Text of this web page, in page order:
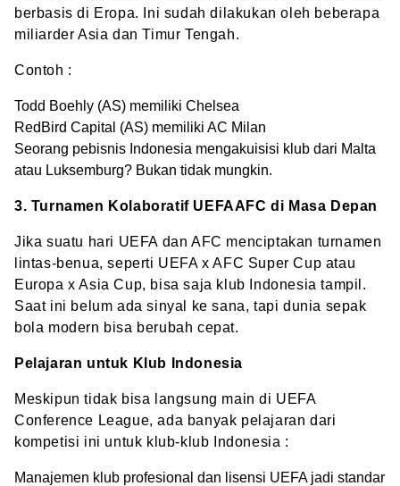
berbasis di Eropa. Ini sudah dilakukan oleh beberapa
miliarder Asia dan Timur Tengah.
Contoh :
Todd Boehly (AS) memiliki Chelsea
RedBird Capital (AS) memiliki AC Milan
Seorang pebisnis Indonesia mengakuisisi klub dari Malta
atau Luksemburg? Bukan tidak mungkin.
3. Turnamen Kolaboratif UEFAAFC di Masa Depan
Jika suatu hari UEFA dan AFC menciptakan turnamen
lintas-benua, seperti UEFA x AFC Super Cup atau
Europa x Asia Cup, bisa saja klub Indonesia tampil.
Saat ini belum ada sinyal ke sana, tapi dunia sepak
bola modern bisa berubah cepat.
Pelajaran untuk Klub Indonesia
Meskipun tidak bisa langsung main di UEFA
Conference League, ada banyak pelajaran dari
kompetisi ini untuk klub-klub Indonesia :
Manajemen klub profesional dan lisensi UEFA jadi standar